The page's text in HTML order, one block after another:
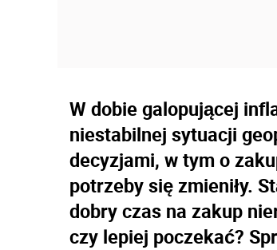
W dobie galopującej
niestabilnej sytuacji
decyzjami, w tym o
potrzeby się zmieniły.
dobry czas na zakup
czy lepiej poczekać?